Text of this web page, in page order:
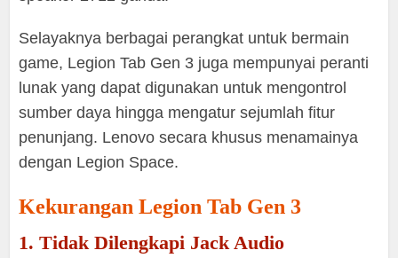
Selayaknya berbagai perangkat untuk bermain
game, Legion Tab Gen 3 juga mempunyai peranti
lunak yang dapat digunakan untuk mengontrol
sumber daya hingga mengatur sejumlah fitur
penunjang. Lenovo secara khusus menamainya
dengan Legion Space.
Kekurangan Legion Tab Gen 3
1. Tidak Dilengkapi Jack Audio